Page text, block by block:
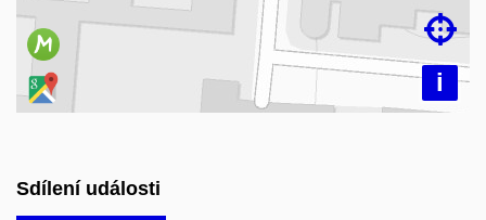
i

Sdílení události